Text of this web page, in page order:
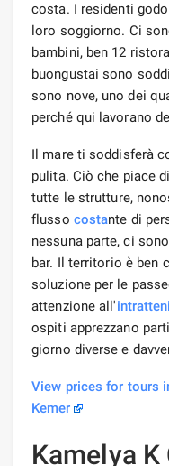
costa. I residenti
loro soggiorno. Ci
bambini, ben 12
buongustai sono
sono nove, uno dei
perché qui lavorano
Il mare ti soddisferà
pulita. Ciò che piace
tutte le strutture,
flusso costante di
nessuna parte, ci
bar. Il territorio è ben
soluzione per le
attenzione all'
ospiti apprezzano
giorno diverse e
View prices for tours
Kemer
Kamelya